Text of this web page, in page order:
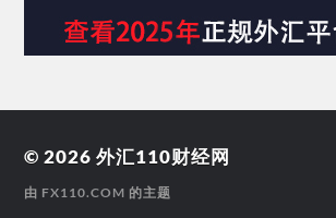
© 2026外汇110财经网
由 FX110.COM 的主题